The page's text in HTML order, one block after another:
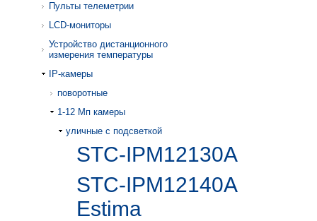
Пульты телеметрии
LCD-мониторы
Устройство дистанционного
измерения температуры
IP-камеры
поворотные
1-12 Mп камеры
уличные с подсветкой
STC-IPM12130A
STC-IPM12140A
Estima